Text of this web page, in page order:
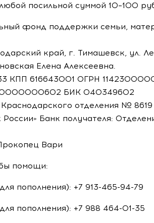
посильной суммой 10–100
фонд поддержки семьи,
край, г. Тимашевск, ул.
Елена Алексеевна.
КПП 616643001 ОГРН
БИК 040349602
отделения № 8619
Банк получателя:
Вари
помощи:
пополнения): +7 913-465-94-79
пополнения): +7 988 464-01-35